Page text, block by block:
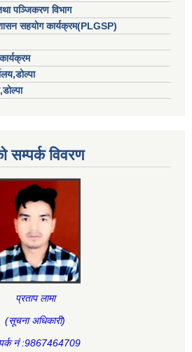
पञ्जिकरण विभाग
सहयाेग कार्यक्रम(PLGSP)
सम्पर्क विवरण
प्रताप लामा
(सूचना अधिकारी)
नं :9867464709